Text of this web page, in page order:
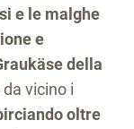
e le malghe
e
della
vicino i
oltre